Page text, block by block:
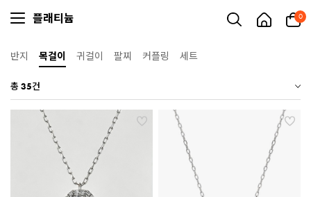
플래티늄 0
반지 목걸이 귀걸이 팔찌 커플링 세트
총 35건